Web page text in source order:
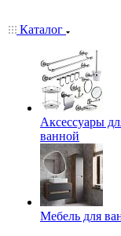
Каталог
Аксессуары
ванной
Мебель для